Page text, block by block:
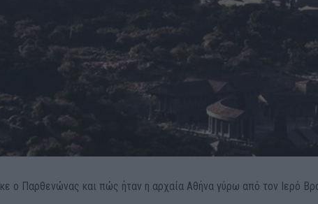
ο Παρθενώνας και πώς ήταν η αρχαία Αθήνα γύρω από τον Ιερό